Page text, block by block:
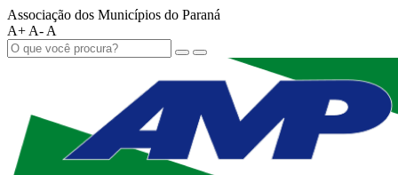
Associação dos Municípios do Paraná
A+ A- A